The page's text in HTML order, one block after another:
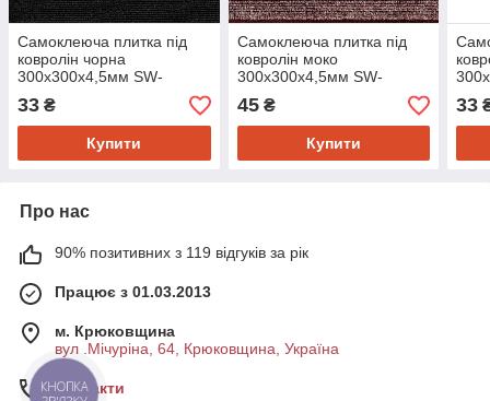
Самоклеюча плитка під
ковролін чорна
300х300х4,5мм SW-
00001423
33 ₴
Купити
Самоклеюча плитка під
ковролін моко
300х300х4,5мм SW-
00002488
45₴
Купити
33
Про нас
90% позитивних з 119 відгуків за рік
Працює з 01.03.2013
м. Крюковщина
вул .Мічуріна, 64, Крюковщина, Україна
Контакти
КНОПКА